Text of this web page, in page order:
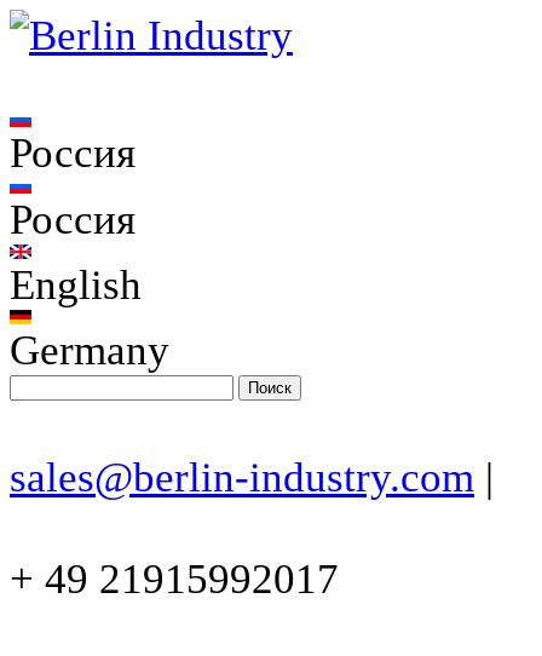
Россия
Россия
English
Germany
sales@berlin-industry.com |
+ 49 21915992017